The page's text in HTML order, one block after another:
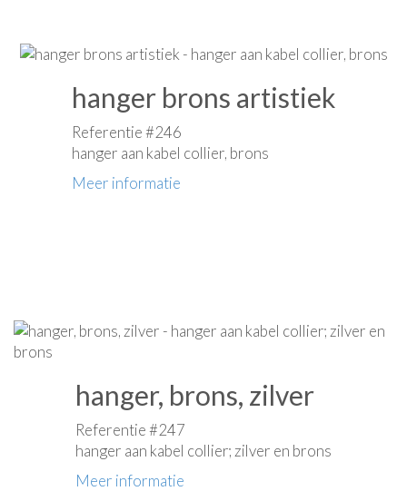
hanger brons artistiek
Referentie #246
hanger aan kabel collier, brons
Meer informatie
hanger, brons, zilver
Referentie #247
hanger aan kabel collier; zilver en brons
Meer informatie